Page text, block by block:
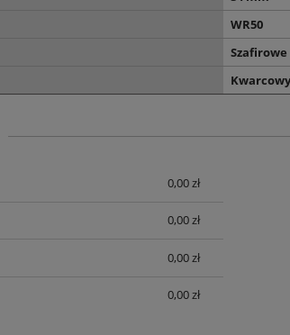
WR50
Szafirowe
Kwarcowy
CENA NIE ZAWIERA EWENTUALNYCH
0,00 zł
0,00 zł
0,00 zł
0,00 zł